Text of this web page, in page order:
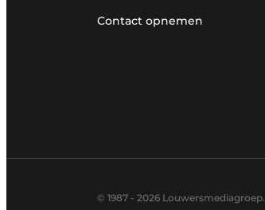
Contact opnemen
© 1987 - 2026 Louwersmediagroep.